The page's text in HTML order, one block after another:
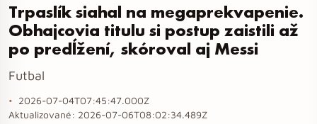
Trpaslík siahal na megaprekvapenie.
Obhajcovia titulu si postup zaistili až
po predĺžení, skóroval aj Messi
Futbal
2026-07-04T07:45:47.000Z
Aktualizované: 2026-07-06T08:02:34.489Z